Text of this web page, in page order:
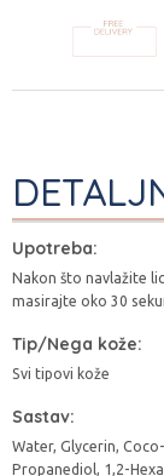
Upotreba:
Nakon što navlažite
masirajte oko 30
Tip/Nega kože:
Svi tipovi kože
Sastav:
Water, Glycerin,
Propanediol, 1,2-